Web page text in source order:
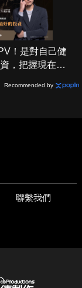
！是對自己健
，把握現在不
Recommended by
聯繫我們